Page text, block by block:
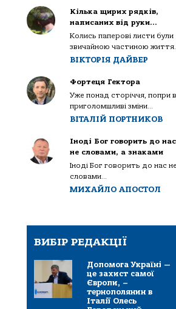
Кілька щирих рядків,
написаних від руки…
Колись паперові листи були
звичайною частиною
ВІКТОРІЯ ДАЙВЕР
Фортеця Гектора
Уже понад сторіччя, попри
приголомшливі зміни...
ВІТАЛІЙ ПОРТНИКОВ
Іноді Бог говорить до нас
не словами, а знаками
Іноді Бог говорить до нас не
словами...
МИХАЙЛО АПОСТОЛ
ВИБІР РЕДАКЦІЇ
Допомога Україні —
це захист самої
Європи, –
тернополянин в
Італії Олесь